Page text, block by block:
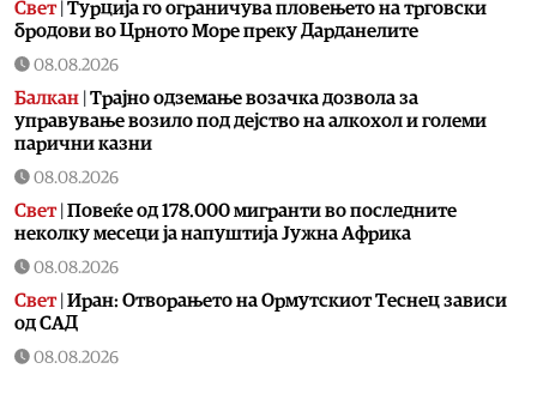
Свет| Турција го ограничува пловењето на трговски
бродови во Црното Море преку Дарданелите
08.08.2026
Балкан Трајно одземање возачка дозвола за
управување возило под дејство на алкохол и големи
парични казни
08.08.2026
Свет| Повеќе од 178.000 мигранти во последните
неколку месеци ја напуштија Јужна Африка
08.08.2026
Свет| Иран: Отворањето на Ормутскиот Теснец зависи
од САД
08.08.2026